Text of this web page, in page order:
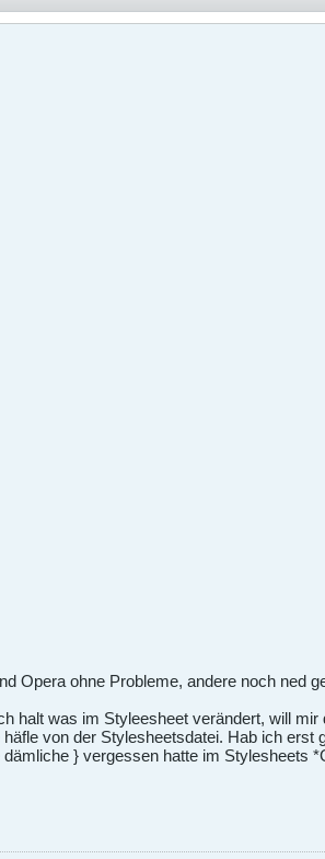
Opera ohne Probleme, andere noch ned
halt was im Styleesheet verändert, will
von der Stylesheetsdatei. Hab ich
} vergessen hatte im Stylesheets